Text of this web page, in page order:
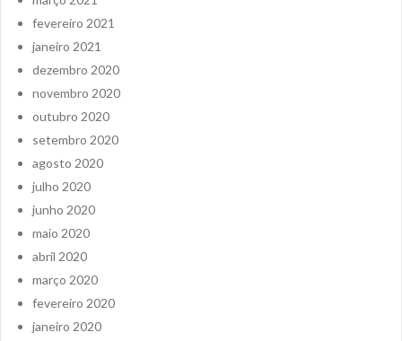
fevereiro 2021
janeiro 2021
dezembro 2020
novembro 2020
outubro 2020
setembro 2020
agosto 2020
julho 2020
junho 2020
maio 2020
abril 2020
março 2020
fevereiro 2020
janeiro 2020